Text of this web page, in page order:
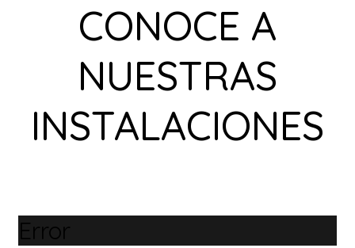
CONOCE A
NUESTRAS
INSTALACIONES
Error